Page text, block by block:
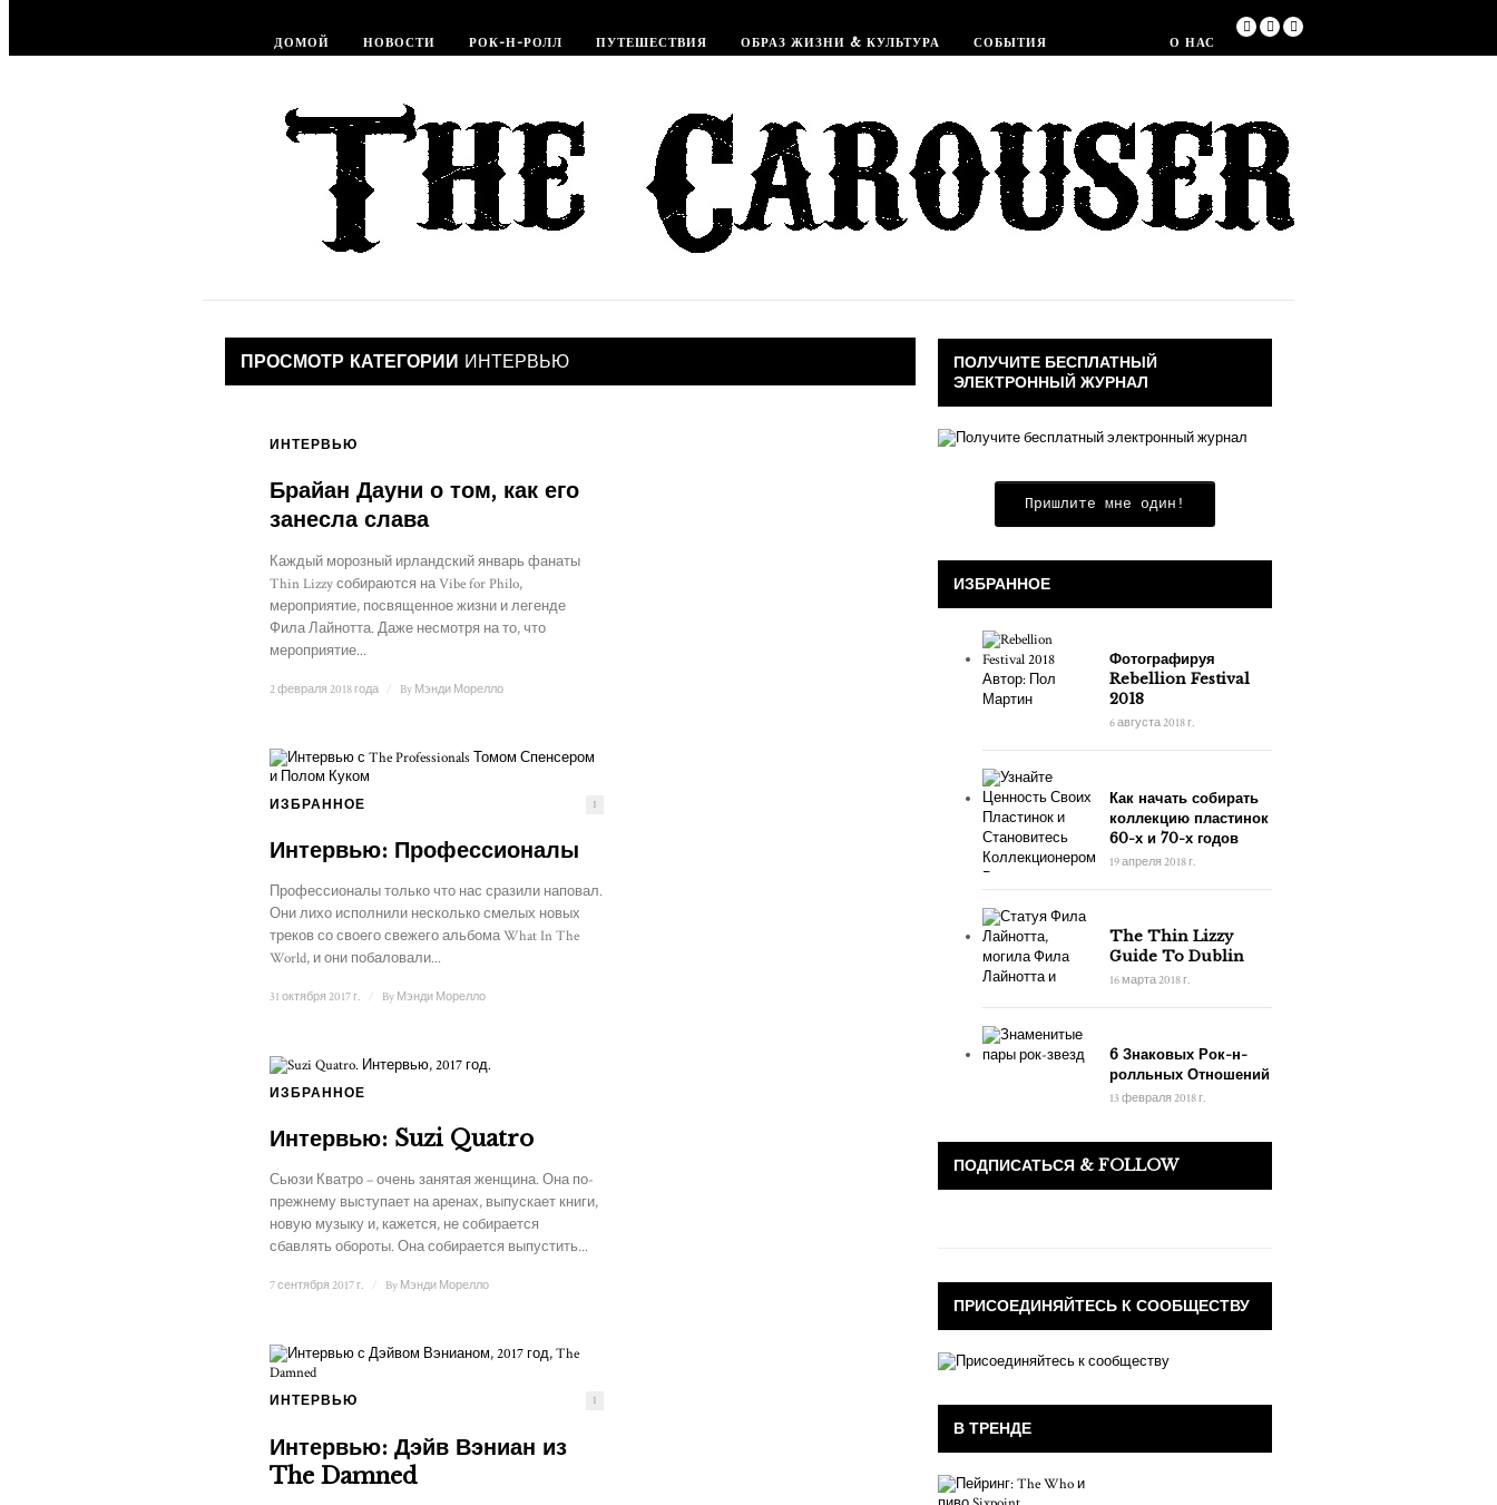
ДОМОЙ НОВОСТИ РОК-Н-РОЛЛ ПУТЕШЕСТВИЯ ОБРАЗ ЖИЗНИ & КУЛЬТУРА СОБЫТИЯ О НАС
ПРОСМОТР КАТЕГОРИИ ИНТЕРВЬЮ
ИНТЕРВЬЮ
Брайан Дауни о том, как его
занесла слава
Каждый морозный ирландский январь фанаты
Thin Lizzy собираются на Vibe for Philo,
мероприятие, посвященное жизни и легенде
Фила Лайнотта. Даже несмотря на то, что
мероприятие...
2 февраля 2018 года By Мэнди Морелло
ИЗБРАННОЕ 1
Интервью: Профессионалы
Профессионалы только что нас сразили наповал.
Они лихо исполнили несколько смелых новых
треков со своего свежего альбома What In The
World, и они побаловали...
31 октября 2017 г. By Мэнди Морелло
ИЗБРАННОЕ
Интервью: Suzi Quatro
Сьюзи Кватро – очень занятая женщина. Она по-
прежнему выступает на аренах, выпускает книги,
новую музыку и, кажется, не собирается
сбавлять обороты. Она собирается выпустить...
7 сентября 2017 г. By Мэнди Морелло
ИНТЕРВЬЮ 1
Интервью: Дэйв Вэниан из
The Damned
ПОЛУЧИТЕ БЕСПЛАТНЫЙ
ЭЛЕКТРОННЫЙ ЖУРНАЛ
Пришлите мне один!
ИЗБРАННОЕ
Фотографируя
Rebellion Festival
2018
6 августа 2018 г.
Как начать собирать
коллекцию пластинок
60-х и 70-х годов
19 апреля 2018 г.
The Thin Lizzy
Guide To Dublin
16 марта 2018 г.
6 Знаковых Рок-н-
ролльных Отношений
13 февраля 2018 г.
ПОДПИСАТЬСЯ & FOLLOW
ПРИСОЕДИНЯЙТЕСЬ К СООБЩЕСТВУ
В ТРЕНДЕ